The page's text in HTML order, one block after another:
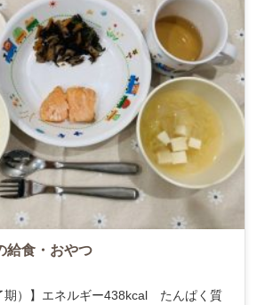
給食・おやつ
期）】エネルギー438kcal たんぱく質